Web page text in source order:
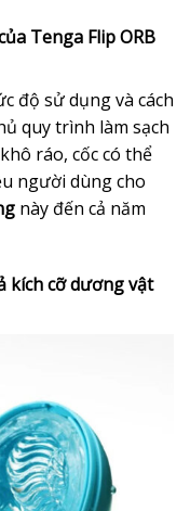
Tenga Flip ORB
độ sử dụng và cách
quy trình làm sạch
ráo, cốc có thể
người dùng cho
này đến cả năm
kích cỡ dương vật